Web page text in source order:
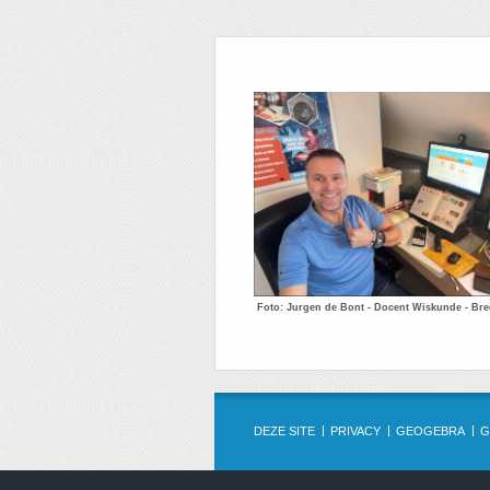
Foto: Jurgen de Bont - Docent Wiskunde -
DEZE SITE PRIVACY GEOGEBRA